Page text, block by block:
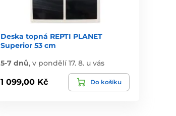
Deska topná REPTI PLANET
Superior 53 cm
5-7 dnů,v pondělí 17. 8. u vás
1 099,00 Kč Do košíku